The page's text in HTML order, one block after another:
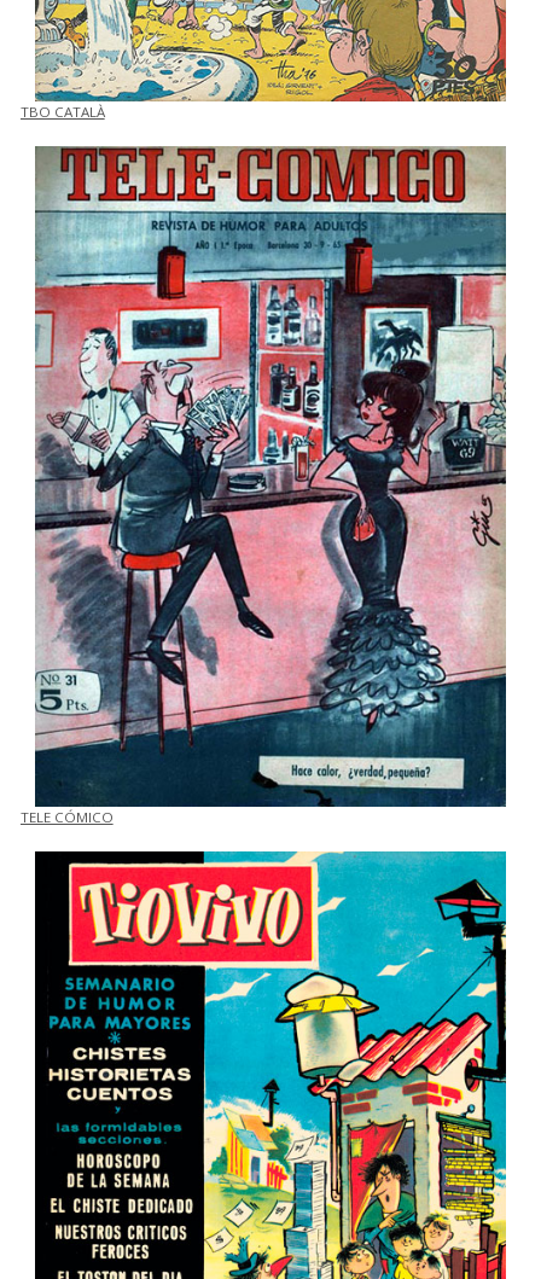
TBO CATALÀ
TELE CÓMICO